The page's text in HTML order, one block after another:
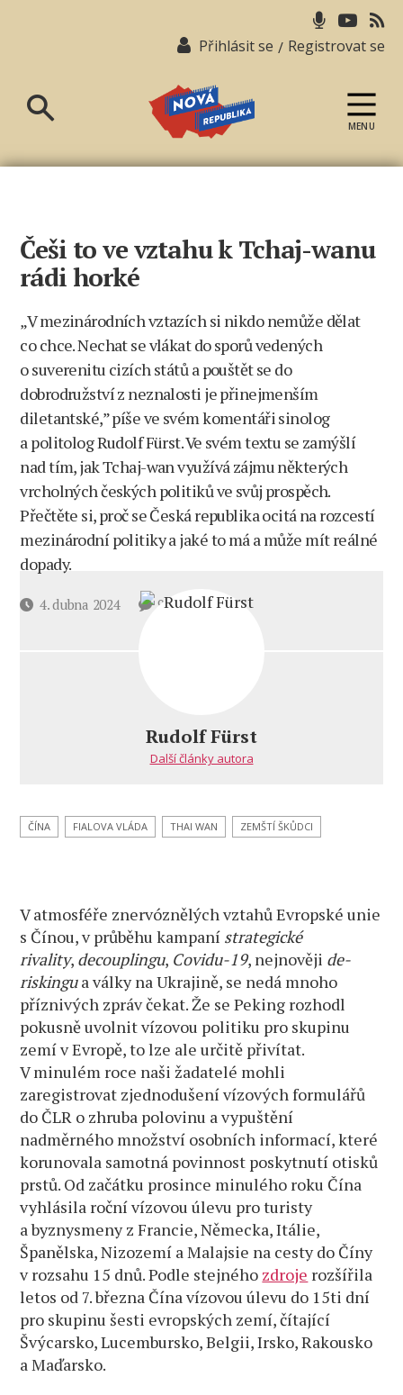
Přihlásit se / Registrovat se
republika
MENU
Češi to ve vztahu k Tchaj-wanu
rádi horké
„V mezinárodních vztazích si nikdo nemůže dělat
co chce. Nechat se vlákat do sporů vedených
o suverenitu cizích států a pouštět se do
dobrodružství z neznalosti je přinejmenším
diletantské,” píše ve svém komentáři sinolog
a politolog Rudolf Fürst. Ve svém textu se zamýšlí
nad tím, jak Tchaj-wan využívá zájmu některých
vrcholných českých politiků ve svůj prospěch.
Přečtěte si, proč se Česká republika ocitá na rozcestí
mezinárodní politiky a jaké to má a může mít reálné
dopady.
Datum4. dubna 2024 9 komentářůu
vztahu
k Tchaj-
horké
Rudolf Fürst
Další články autora
ČÍNA FIALOVA VLÁDA THAI WAN ZEMŠTÍ ŠKŮDCI
V atmosféře znervóznělých vztahů Evropské unie
s Čínou, v průběhu kampaní strategické
rivality, decouplingu, Covidu-19, nejnověji de-
riskingua války na Ukrajině, se nedá mnoho
příznivých zpráv čekat. Že se Peking rozhodl
pokusně uvolnit vízovou politiku pro skupinu
zemí v Evropě, to lze ale určitě přivítat.
V minulém roce naši žadatelé mohli
zaregistrovat zjednodušení vízových formulářů
do ČLR o zhruba polovinu a vypuštění
nadměrného množství osobních informací, které
korunovala samotná povinnost poskytnutí otisků
prstů. Od začátku prosince minulého roku Čína
vyhlásila roční vízovou úlevu pro turisty
a byznysmeny z Francie, Německa, Itálie,
Španělska, Nizozemí a Malajsie na cesty do Číny
v rozsahu 15 dnů. Podle stejného zdroje rozšířila
letos od 7. března Čína vízovou úlevu do 15ti dní
pro skupinu šesti evropských zemí, čítající
Švýcarsko, Lucembursko, Belgii, Irsko, Rakousko
a Maďarsko.